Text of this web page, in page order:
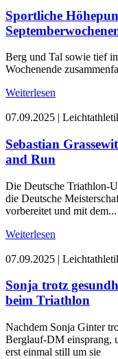
Sportliche
Berg und Tal sowie tief
Wochenende
Weiterlesen
07.09.2025 |
Sebastian
and Run
Die Deutsche Triathlon-
die Deutsche
vorbereitet und mit dem...
Weiterlesen
07.09.2025 |
Sonja trotz
beim Triathlon
Nachdem Sonja Ginter
Berglauf-DM einsprang,
erst einmal still um sie